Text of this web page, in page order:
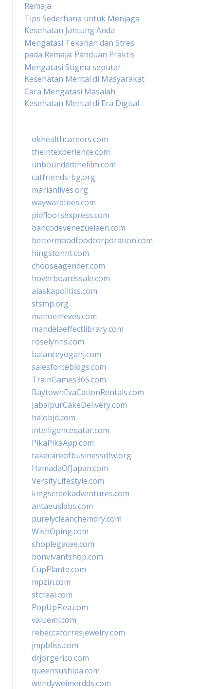
Remaja
Tips Sederhana untuk Menjaga
Kesehatan Jantung Anda
Mengatasi Tekanan dan Stres
pada Remaja: Panduan Praktis
Mengatasi Stigma seputar
Kesehatan Mental di Masyarakat
Cara Mengatasi Masalah
Kesehatan Mental di Era Digital
okhealthcareers.com
theintexperience.com
unboundedthefilm.com
catfriends-bg.org
marianlives.org
waywardtees.com
pidfloorsexpress.com
bancodevenezuelaen.com
bettermoodfoodcorporation.com
hingstonnt.com
chooseagender.com
hoverboardssale.com
alaskapolitics.com
stsmp.org
manoelneves.com
mandelaeffectlibrary.com
roselynns.com
balanceyoganj.com
salesforceblogs.com
TrainGames365.com
BaytownEvaCationRentals.com
JabalpurCakeDelivery.com
halobjd.com
intelligenceqatar.com
PikaPikaApp.com
takecareofbusinessdfw.org
HamadaOfJapan.com
VersifyLifestyle.com
kingscreekadventures.com
antaeuslabs.com
purelycleanchemdry.com
WishOping.com
shoplegacee.com
bonvivantshop.com
CupPlante.com
mpzin.com
stcreal.com
PopUpFlea.com
valueml.com
rebeccatorresjewelry.com
jmpbliss.com
drjorgerico.com
queensushipa.com
wendyweimerdds.com